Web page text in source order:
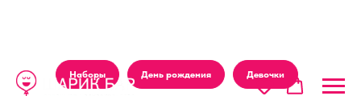
Наборы День рождения Девочки